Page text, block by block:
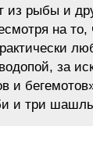
из рыбы и
на то,
за
и
и три